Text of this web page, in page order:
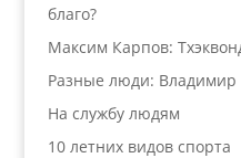
благо?
Максим Карпов:
Разные люди: Владимир
На службу людям
10 летних видов спорта